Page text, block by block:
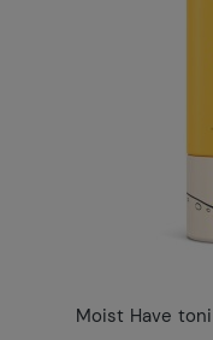
Moist Have